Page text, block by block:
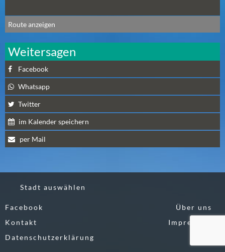
N
Ä
C
S
T
E
R
S
A
(
0
)
Route anzeigen
Weitersagen
Facebook
Whatsapp
Twitter
im Kalender speichern
per Mail
Stadt auswählen
Facebook
Über uns
Kontakt
Impressum
Datenschutzerklärung